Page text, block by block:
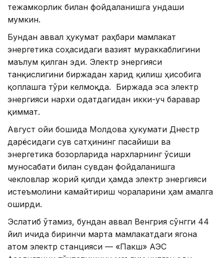
тежамкорлик билан фойдаланишга ундаши
мумкин.
Бундан аввал ҳукумат раҳбари мамлакат
энергетика соҳасидаги вазият мураккаблигини
маълум қилган эди. Электр энергияси
танқислигини биржадан харид қилиш ҳисобига
қоплашга тўғри келмоқда. Биржада эса электр
энергияси нархи одатдагидан икки-уч баравар
қиммат.
Август ойи бошида Молдова ҳукумати Днестр
дарёсидаги сув сатҳининг пасайиши ва
энергетика бозорларида нархларнинг ўсиши
муносабати билан сувдан фойдаланишга
чекловлар жорий қилди ҳамда электр энергияси
истеъмолини камайтириш чораларини ҳам амалга
оширди.
Эслатиб ўтамиз, бундан аввал Венгрия сўнгги 44
йил ичида биринчи марта мамлакатдаги ягона
атом электр станцияси — «Пакш» АЭС